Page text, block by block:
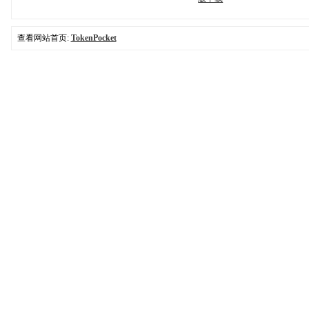
查看网站首页: TokenPocket